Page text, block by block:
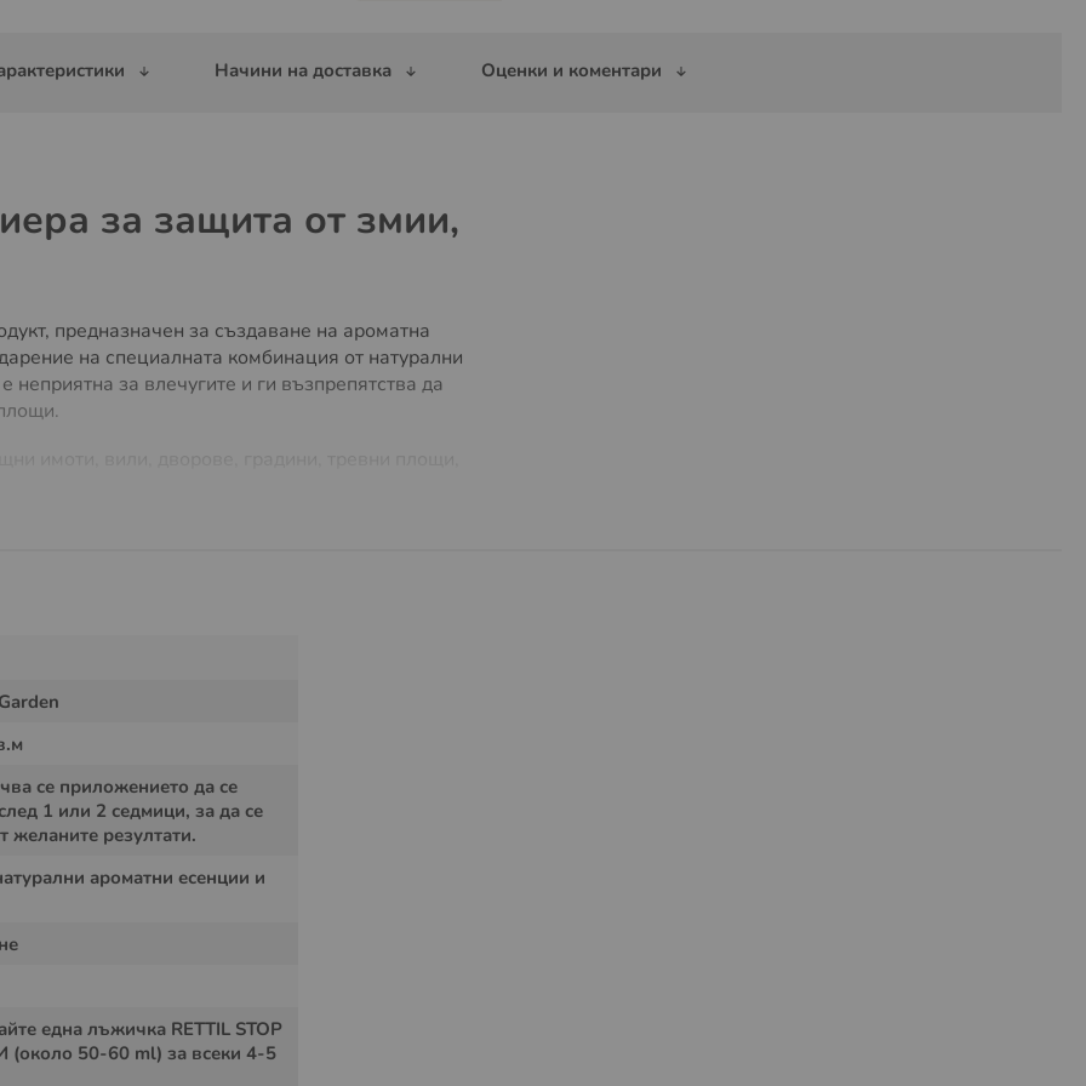
Начини на доставка Оценки и коментари
за защита от змии,
предназначен за създаване на ароматна
на специалната комбинация от натурални
неприятна за влечугите и ги възпрепятства да
се приложението да се
1 или 2 седмици, за да се
желаните резултати.
ароматни есенции и
една лъжичка RETTIL STOP
50-60 ml) за всеки 4-5